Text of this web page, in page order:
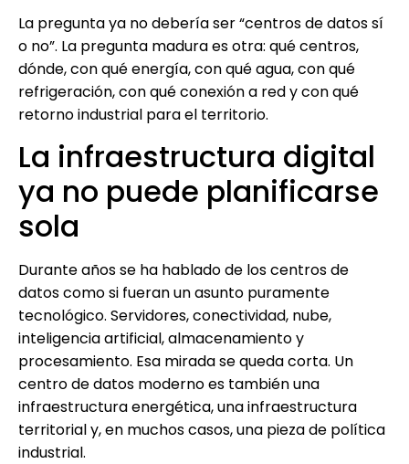
La pregunta ya no debería ser “centros de datos sí
o no”. La pregunta madura es otra: qué centros,
dónde, con qué energía, con qué agua, con qué
refrigeración, con qué conexión a red y con qué
retorno industrial para el territorio.
La infraestructura digital
ya no puede planificarse
sola
Durante años se ha hablado de los centros de
datos como si fueran un asunto puramente
tecnológico. Servidores, conectividad, nube,
inteligencia artificial, almacenamiento y
procesamiento. Esa mirada se queda corta. Un
centro de datos moderno es también una
infraestructura energética, una infraestructura
territorial y, en muchos casos, una pieza de política
industrial.